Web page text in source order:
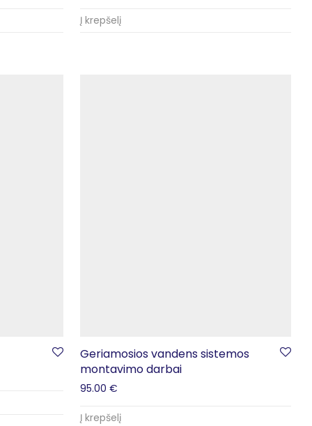
Į krepšelį
Geriamosios vandens sistemos
montavimo darbai
95.00 €
Į krepšelį